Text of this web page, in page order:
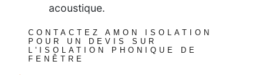
acoustique.
CONTACTEZ AMON ISOLATION
POUR UN DEVIS SUR
L'ISOLATION PHONIQUE DE
FENÊTRE